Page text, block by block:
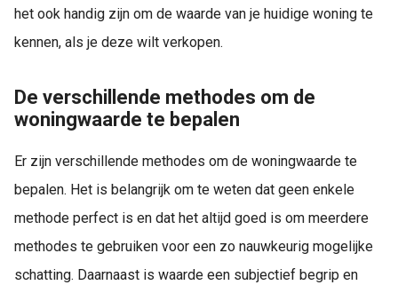
het ook handig zijn om de waarde van je huidige woning te
kennen, als je deze wilt verkopen.
De verschillende methodes om de
woningwaarde te bepalen
Er zijn verschillende methodes om de woningwaarde te
bepalen. Het is belangrijk om te weten dat geen enkele
methode perfect is en dat het altijd goed is om meerdere
methodes te gebruiken voor een zo nauwkeurig mogelijke
schatting. Daarnaast is waarde een subjectief begrip en